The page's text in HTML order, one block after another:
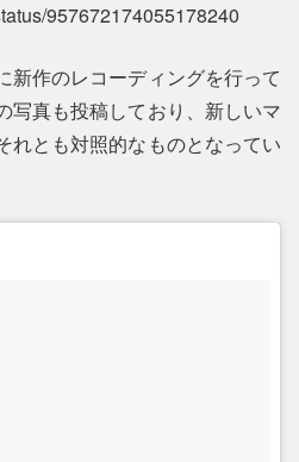
957672174055178240
新作のレコーディングを行って
写真も投稿しており、新しいマ
れとも対照的なものとなってい